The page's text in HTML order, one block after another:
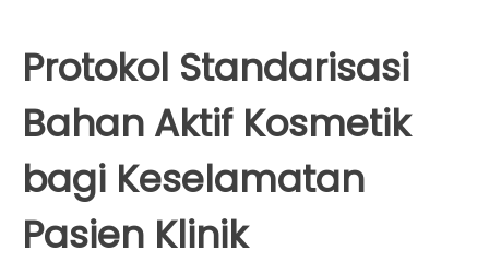
Protokol Standarisasi
Bahan Aktif Kosmetik
bagi Keselamatan
Pasien Klinik